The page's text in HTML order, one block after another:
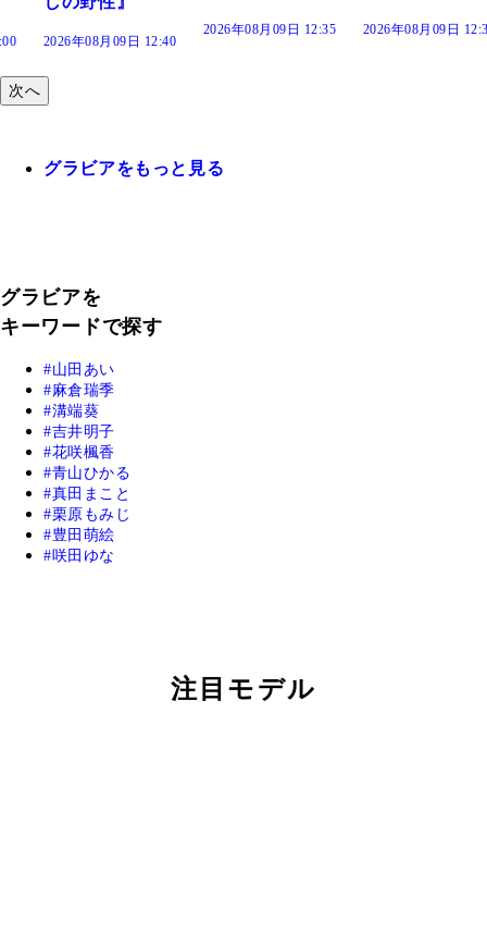
2026年08月09日 12:30
次へ
グラビアをもっと見る
グラビアを
キーワードで探す
山田あい
麻倉瑞季
溝端葵
吉井明子
花咲楓香
青山ひかる
真田まこと
栗原もみじ
豊田萌絵
咲田ゆな
注目モデル